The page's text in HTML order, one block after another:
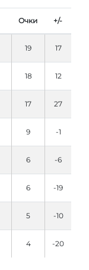
Очки +/-
19 17
18 12
17 27
9 -1
6 -6
6 -19
5 -10
4 -20